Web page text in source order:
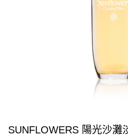
SUNFLOWERS 陽光沙灘